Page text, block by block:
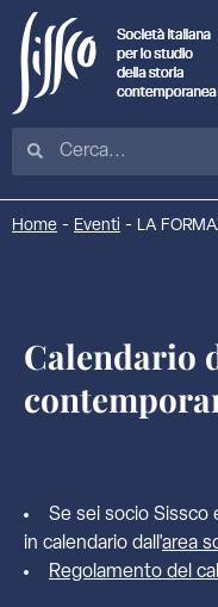
Home - Eventi - LA
Calendario
Se sei socio Sissco
in calendario dall'area
Regolamento del